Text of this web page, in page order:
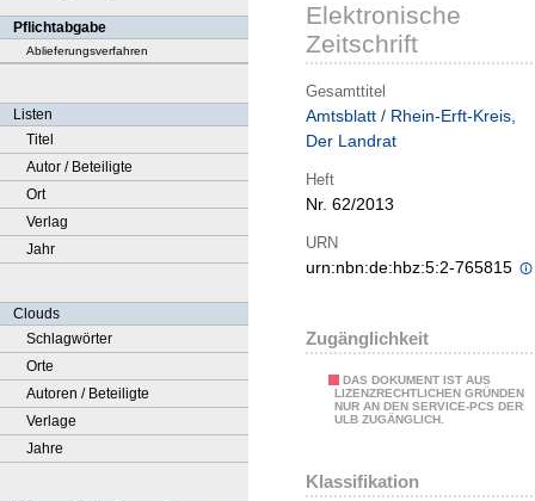
Pflichtabgabe
Ablieferungsverfahren
Listen
Titel
Autor / Beteiligte
Ort
Verlag
Jahr
Clouds
Schlagwörter
Orte
Autoren / Beteiligte
Verlage
Jahre
Elektronische
Zeitschrift
Gesamttitel
Amtsblatt / Rhein-Erft-Kreis,
Der Landrat
Heft
Nr. 62/2013
URN
urn:nbn:de:hbz:5:2-765815
Zugänglichkeit
DAS DOKUMENT IST AUS
LIZENZRECHTLICHEN GRÜNDEN
NUR AN DEN SERVICE-PCS DER
ULB ZUGÄNGLICH.
Klassifikation